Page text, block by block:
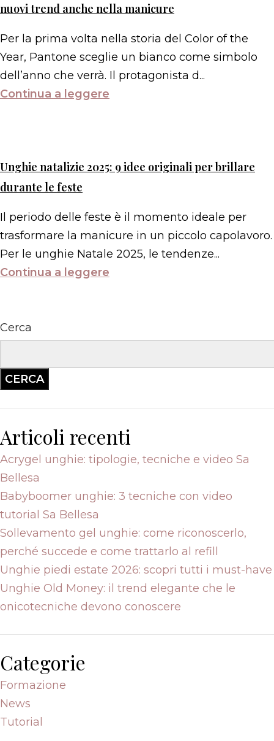
nuovi trend anche nella manicure
Per la prima volta nella storia del Color of the
Year, Pantone sceglie un bianco come simbolo
dell’anno che verrà. Il protagonista d...
Continua a leggere
Unghie natalizie 2025: 9 idee originali per brillare
durante le feste
Il periodo delle feste è il momento ideale per
trasformare la manicure in un piccolo capolavoro.
Per le unghie Natale 2025, le tendenze...
Continua a leggere
Cerca
CERCA
Articoli recenti
Acrygel unghie: tipologie, tecniche e video Sa
Bellesa
Babyboomer unghie: 3 tecniche con video
tutorial Sa Bellesa
Sollevamento gel unghie: come riconoscerlo,
perché succede e come trattarlo al refill
Unghie piedi estate 2026: scopri tutti i must-have
Unghie Old Money: il trend elegante che le
onicotecniche devono conoscere
Categorie
Formazione
News
Tutorial